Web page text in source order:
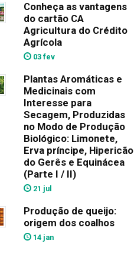
Conheça as vantagens
do cartão CA
Agricultura do Crédito
Agrícola
03 fev
Plantas Aromáticas e
Medicinais com
Interesse para
Secagem, Produzidas
no Modo de Produção
Biológico: Limonete,
Erva príncipe, Hipericão
do Gerês e Equinácea
(Parte I / II)
21 jul
Produção de queijo:
origem dos coalhos
14 jan